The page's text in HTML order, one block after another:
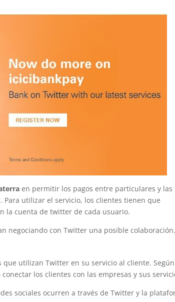
en permitir los pagos entre particulares y las
utilizar el servicio, los clientes tienen que
la cuenta de twitter de cada usuario.
negociando con Twitter una posible
utilizan Twitter en su servicio al cliente.
los clientes con las empresas y sus
sociales ocurren a través de Twitter y la